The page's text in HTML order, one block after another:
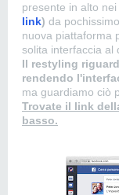
presente in alto
link) da
nuova piattaforma
solita interfaccia al
Il restyling
rendendo
ma guardiamo ciò
Trovate il link
basso.